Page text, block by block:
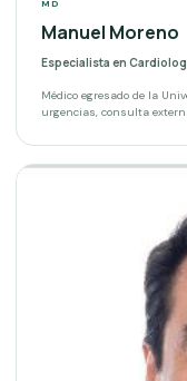
MD
Manuel Moreno
Especialista en
Médico egresado de la
urgencias, consulta